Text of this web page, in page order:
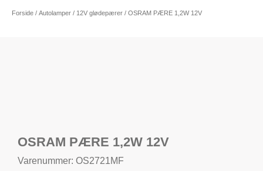
Forside / Autolamper / 12V glødepærer / OSRAM PÆRE 1,2W 12V
OSRAM PÆRE 1,2W 12V
Varenummer: OS2721MF